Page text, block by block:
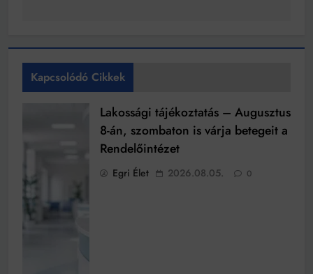
Kapcsolódó Cikkek
Lakossági tájékoztatás – Augusztus
8-án, szombaton is várja betegeit a
Rendelőintézet
Egri Élet 2026.08.05. 0